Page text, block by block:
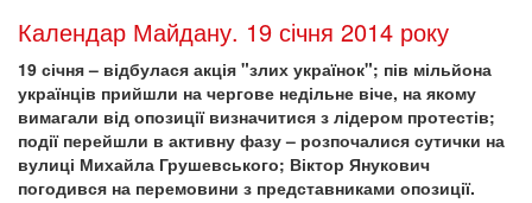
Календар Майдану. 19 січня 2014 року
19 січня – відбулася акція "злих українок"; пів мільйона
українців прийшли на чергове недільне віче, на якому
вимагали від опозиції визначитися з лідером протестів;
події перейшли в активну фазу – розпочалися сутички на
вулиці Михайла Грушевського; Віктор Янукович
погодився на перемовини з представниками опозиції.